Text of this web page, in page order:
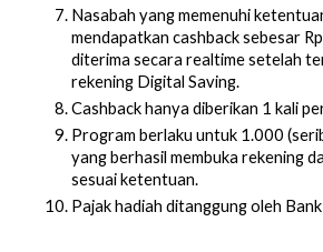
Nasabah yang memenuhi
mendapatkan cashback sebesar
diterima secara realtime setelah
rekening Digital Saving.
Cashback hanya diberikan 1 kali
Program berlaku untuk 1.000
yang berhasil membuka rekening
sesuai ketentuan.
Pajak hadiah ditanggung oleh